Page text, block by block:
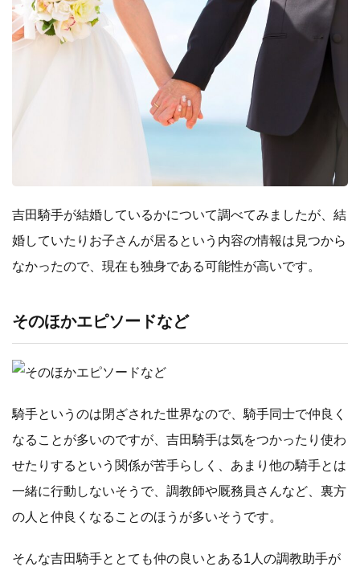
吉田騎手が結婚しているかについて調べてみましたが、結
婚していたりお子さんが居るという内容の情報は見つから
なかったので、現在も独身である可能性が高いです。
そのほかエピソードなど
騎手というのは閉ざされた世界なので、騎手同士で仲良く
なることが多いのですが、吉田騎手は気をつかったり使わ
せたりするという関係が苦手らしく、あまり他の騎手とは
一緒に行動しないそうで、調教師や厩務員さんなど、裏方
の人と仲良くなることのほうが多いそうです。
そんな吉田騎手ととても仲の良いとある1人の調教助手が